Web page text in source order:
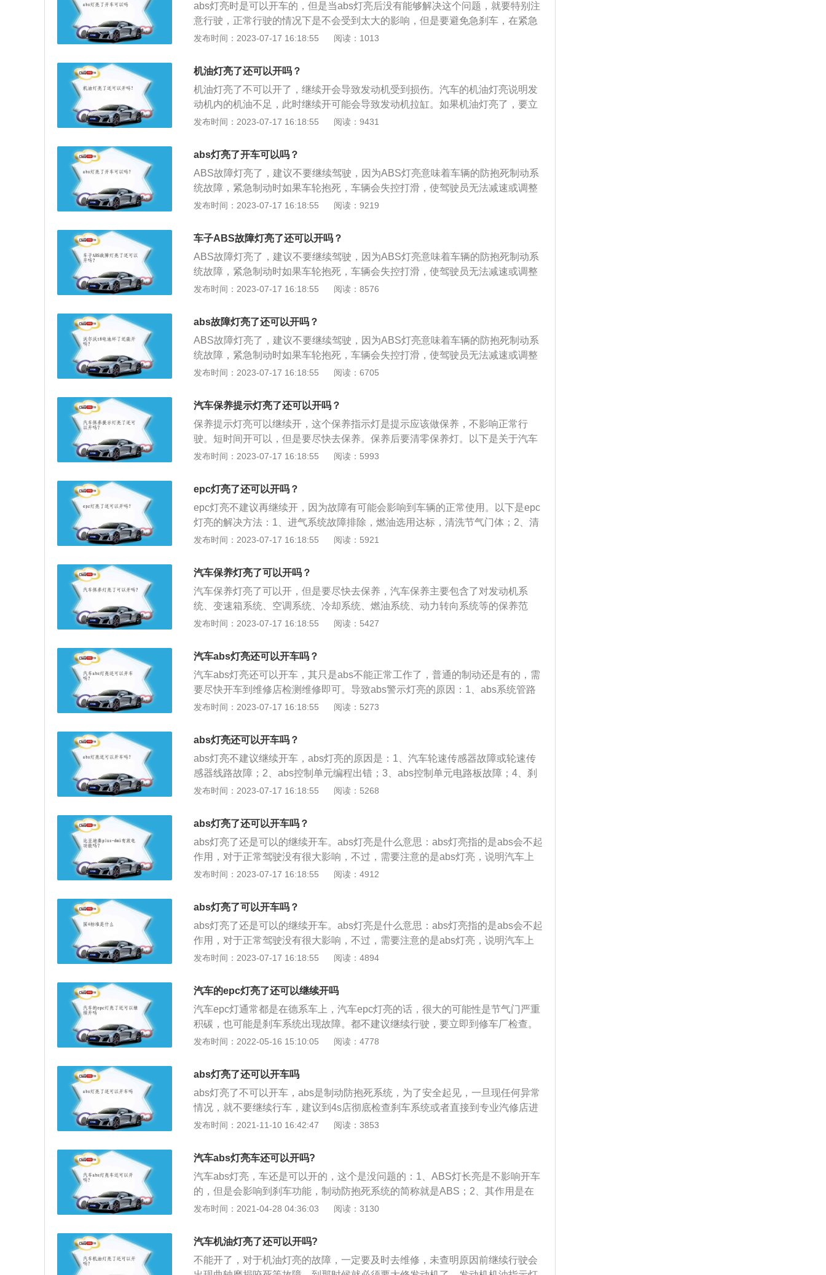
常的危害：1、与路面的摩擦系数便会增大，耗油量上升；2、造成方向盘很沉、
易跑偏的不安全因素；3、使轮胎各部位的运动量增大，过度的碾压造成轮胎的
异常发热；4、轮胎与地面的摩擦成倍增加，导致爆胎。胎压监测是在汽车行驶
保行车安全。有数据表明，由爆胎引起的车祸在恶性交通事故中所占的比例高达
70%，而所有会造成爆胎的因素中胎压不足成为主要原因。胎压要求比较严格。
而充入空气的车胎，和四季变换有关系，并且胎压与车的性能有紧密联系，比如
abs灯亮时是可以开车的，但是当abs灯亮后没有能够解决这个问题，就要特别注
意行驶，正常行驶的情况下是不会受到太大的影响，但是要避免急刹车，在紧急
制动的时候，车轮可能会出现抱死失控现象。如果在行驶过程中abs灯亮了，可
说明没有问题。如果是再次启动abs灯还是亮着，为了行驶的安全，建议还是将
会老化；2、线路连接出现故障；3、abs传感器被污染所导致接触不良；4、轮胎
出现抱死的情况。
发布时间：2023-07-17 16:18:55 阅读：1013
机油灯亮了还可以开吗？
机油灯亮了不可以开了，继续开会导致发动机受到损伤。汽车的机油灯亮说明发
动机内的机油不足，此时继续开可能会导致发动机拉缸。如果机油灯亮了，要立
即添加机油，并且要检查一下是否存在机油泄漏的情况。机油被称为发动机的血
机油在发动机内不仅起到润滑作用，还起到清洁、密封、缓冲、防锈、散热的作
发动机内各个部件直接接触产生摩擦。
发布时间：2023-07-17 16:18:55 阅读：9431
abs灯亮了开车可以吗？
ABS故障灯亮了，建议不要继续驾驶，因为ABS灯亮意味着车辆的防抱死制动系
统故障，紧急制动时如果车轮抱死，车辆会失控打滑，使驾驶员无法减速或调整
车辆行驶轨迹，安全隐患较大。ABS灯亮的状态有多种，不同状态的故障原因和
速传感器感应部分被泥土、泥浆等其它污染源覆盖，影响传感器感应相应的车速
信号，使ABS电脑无法判别车速，不能断定车轮的滑移率，进而不能发出相应动
作指令来调节制动。处理方案：清洁车速传感器上的脏物，调整好车速传感器与
信号齿圈的间隙，即可恢复正常。原因2：由于系统线路之间连接松懈，ABS继
电器接触不良等引起信号不良而使系统故障。处理方案：检查线路连接处，有松
因：当使用多种车辆电器，而电瓶电压下降低于10.5V，引擎转速上升，电压上
升，ABS指示灯熄灭；ABS的系统电源供应电压太低，如线头接触不足或搭铁不
良。处理方案：检查电瓶比重；检查充电系统；检查电源供应（如电压继电器或
灭。原因：ABS油压阀体搭铁线路接触不良；ABS油压阀体电线接头接触不良；
要时清洁接触面；检查插头是否间隙变大；更换ABS或ABS/ASR计算机。状态
4：ABS警告灯高速行驶亮起。原因：在高速⾏驶中，ABS计算机计算车速信号
出现后轮速度与前轮速度差别太大；轮胎规格不正确或钢圈规格不正确。处理方
案：参考车辆轮胎规格及钢圈规格，参考油箱盖旁的贴铁。状态5：ABS警告灯
引擎发动，踏下刹车踏板，用手指将刹车开关连杆往下推到底，再放松刹车踏
板，完成自我设定位置；更换刹车灯开关。
发布时间：2023-07-17 16:18:55 阅读：9219
车子ABS故障灯亮了还可以开吗？
ABS故障灯亮了，建议不要继续驾驶，因为ABS灯亮意味着车辆的防抱死制动系
统故障，紧急制动时如果车轮抱死，车辆会失控打滑，使驾驶员无法减速或调整
车辆行驶轨迹，安全隐患较大。ABS灯亮的状态有多种，不同状态的故障原因和
速传感器感应部分被泥土、泥浆等其它污染源覆盖，影响传感器感应相应的车速
信号，使ABS电脑无法判别车速，不能断定车轮的滑移率，进而不能发出相应动
作指令来调节制动。处理方案：清洁车速传感器上的脏物，调整好车速传感器与
信号齿圈的间隙，即可恢复正常。原因2：由于系统线路之间连接松懈，ABS继
电器接触不良等引起信号不良而使系统故障。处理方案：检查线路连接处，有松
因：当使用多种车辆电器，而电瓶电压下降低于10.5V，引擎转速上升，电压上
升，ABS指示灯熄灭；ABS的系统电源供应电压太低，如线头接触不足或搭铁不
良。处理方案：检查电瓶比重；检查充电系统；检查电源供应（如电压继电器或
灭。原因：ABS油压阀体搭铁线路接触不良；ABS油压阀体电线接头接触不良；
要时清洁接触面；检查插头是否间隙变大；更换ABS或ABS/ASR计算机。状态
4：ABS警告灯高速行驶亮起。原因：在高速⾏驶中，ABS计算机计算车速信号
出现后轮速度与前轮速度差别太大；轮胎规格不正确或钢圈规格不正确。处理方
案：参考车辆轮胎规格及钢圈规格，参考油箱盖旁的贴铁。状态5：ABS警告灯
引擎发动，踏下刹车踏板，用手指将刹车开关连杆往下推到底，再放松刹车踏
板，完成自我设定位置；更换刹车灯开关。
发布时间：2023-07-17 16:18:55 阅读：8576
abs故障灯亮了还可以开吗？
ABS故障灯亮了，建议不要继续驾驶，因为ABS灯亮意味着车辆的防抱死制动系
统故障，紧急制动时如果车轮抱死，车辆会失控打滑，使驾驶员无法减速或调整
车辆行驶轨迹，安全隐患较大。ABS灯亮的状态有多种，不同状态的故障原因和
速传感器感应部分被泥土、泥浆等其它污染源覆盖，影响传感器感应相应的车速
信号，使ABS电脑无法判别车速，不能断定车轮的滑移率，进而不能发出相应动
作指令来调节制动。处理方案：清洁车速传感器上的脏物，调整好车速传感器与
信号齿圈的间隙，即可恢复正常。原因2：由于系统线路之间连接松懈，ABS继
电器接触不良等引起信号不良而使系统故障。处理方案：检查线路连接处，有松
因：当使用多种车辆电器，而电瓶电压下降低于10.5V，引擎转速上升，电压上
升，ABS指示灯熄灭；ABS的系统电源供应电压太低，如线头接触不足或搭铁不
良。处理方案：检查电瓶比重；检查充电系统；检查电源供应（如电压继电器或
灭。原因：ABS油压阀体搭铁线路接触不良；ABS油压阀体电线接头接触不良；
要时清洁接触面；检查插头是否间隙变大；更换ABS或ABS/ASR计算机。状态
4：ABS警告灯高速行驶亮起。原因：在高速⾏驶中，ABS计算机计算车速信号
出现后轮速度与前轮速度差别太大；轮胎规格不正确或钢圈规格不正确。处理方
案：参考车辆轮胎规格及钢圈规格，参考油箱盖旁的贴铁。状态5：ABS警告灯
引擎发动，踏下刹车踏板，用手指将刹车开关连杆往下推到底，再放松刹车踏
发布时间：2023-07-17 16:18:55 阅读：6705
汽车保养提示灯亮了还可以开吗？
保养提示灯亮可以继续开，这个保养指示灯是提示应该做保养，不影响正常行
驶。短时间开可以，但是要尽快去保养。保养后要清零保养灯。以下是关于汽车
保养的一些内容的介绍：1、汽车保养是指定期对汽车相关部分进行检查、清
保养的目的是保持车容整洁，技术状况正常，消除隐患，预防故障发生，减缓劣
化过程，延长使用周期。
发布时间：2023-07-17 16:18:55 阅读：5993
epc灯亮了还可以开吗？
epc灯亮不建议再继续开，因为故障有可能会影响到车辆的正常使用。以下是epc
灯亮的解决方法：1、进气系统故障排除，燃油选用达标，清洗节气门体；2、清
除相关部位积碳；3、重新刷写ECU相关数据；4、不排除有其他故障引发的可
还能继续开，驾驶员可以尝试熄火重新启动来让epc灯熄灭。即使没有故障状
况，驾驶员也不能掉以轻心，需要及时对车辆进行维修检测。
发布时间：2023-07-17 16:18:55 阅读：5921
汽车保养灯亮了可以开吗？
汽车保养灯亮了可以开，但是要尽快去保养，汽车保养主要包含了对发动机系
统、变速箱系统、空调系统、冷却系统、燃油系统、动力转向系统等的保养范
围。汽车保养的目的是保持车容整洁、技术状况正常、消除隐患、预防故障发
起到润滑的作用，因为机油是有寿命期限的，所以要定期进行更换。机油滤芯又
应在换机油时与机油一并更换。
发布时间：2023-07-17 16:18:55 阅读：5427
汽车abs灯亮还可以开车吗？
汽车abs灯亮还可以开车，其只是abs不能正常工作了，普通的制动还是有的，需
要尽快开车到维修店检测维修即可。导致abs警示灯亮的原因：1、abs系统管路
中有空气；2、abs系统电脑故障；3、车速传感器故障；4、abs线束老化、插头
抱死系统，该灯在汽车启动时会短时间点亮几秒，系统自检没有问题后会自动熄
发布时间：2023-07-17 16:18:55 阅读：5273
abs灯亮还可以开车吗？
abs灯亮不建议继续开车，abs灯亮的原因是：1、汽车轮速传感器故障或轮速传
感器线路故障；2、abs控制单元编程出错；3、abs控制单元电路板故障；4、刹
车片磨损超标、传感器损坏、制动液不足。abs灯亮的去除方法是：1、去维修厂
可。abs功能是：1、汽车抱死制动系统能在汽车制动时自动控制制动器动力的大
定性及较差路面条件下的汽车制动性能。
发布时间：2023-07-17 16:18:55 阅读：5268
abs灯亮了还可以开车吗？
abs灯亮了还是可以的继续开车。abs灯亮是什么意思：abs灯亮指的是abs会不起
作用，对于正常驾驶没有很大影响，不过，需要注意的是abs灯亮，说明汽车上
的急刹存在抱死的风险。所以在驾驶的时候，要注意刹车轻重，防止甩尾，防止
统警报灯同时亮起来，一定要立刻停止行驶，并且在第一时间之内，就需要检查
常，那就只是abs失效，注意谨慎驾驶送修处理。
发布时间：2023-07-17 16:18:55 阅读：4912
abs灯亮了可以开车吗？
abs灯亮了还是可以的继续开车。abs灯亮是什么意思：abs灯亮指的是abs会不起
作用，对于正常驾驶没有很大影响，不过，需要注意的是abs灯亮，说明汽车上
的急刹存在抱死的风险。所以在驾驶的时候，要注意刹车轻重，防止甩尾，防止
统警报灯同时亮起来，一定要立刻停止行驶，并且在第一时间之内，就需要检查
制动液液位，如果液位低于之后，就一定要马上请专业人员检修。如果液位正
常，那就只是abs失效，注意谨慎驾驶送修处理。
发布时间：2023-07-17 16:18:55 阅读：4894
汽车的epc灯亮了还可以继续开吗
汽车epc灯通常都是在德系车上，汽车epc灯亮的话，很大的可能性是节气门严重
积碳，也可能是刹车系统出现故障。都不建议继续行驶，要立即到修车厂检查。
当EPC灯亮了以后，要先检查是什么原因导致的，会导致灯亮的故障有节气门严
的。但如果是刹车系统出现故障，那么就需要立即送到修理厂检查修复。尽量不
灯亮起来。
发布时间：2022-05-16 15:10:05 阅读：4778
abs灯亮了还可以开车吗
abs灯亮了不可以开车，abs是制动防抱死系统，为了安全起见，一旦现任何异常
情况，就不要继续行车，建议到4s店彻底检查刹车系统或者直接到专业汽修店进
行维修处理。abs通过“点动刹车”方式将车辆刹停，用高频率制动来防止车辆抱
障灯亮说明汽车刹车防抱死系统故障，刹车片和刹车盘失效导致的制动失灵，制
情况，常规刹车片的更换里程是3万公里左右。
发布时间：2021-11-10 16:42:47 阅读：3853
汽车abs灯亮车还可以开吗?
汽车abs灯亮，车还是可以开的，这个是没问题的：1、ABS灯长亮是不影响开车
的，但是会影响到刹车功能，制动防抱死系统的简称就是ABS；2、其作用是在
汽车制动时，自动控制制动器制动力的大小，使车轮不被抱死，处于边滚边滑
果ABS出现问题，那么在急刹车的时候，汽车可能会发生侧向漂移，是有一定行
发布时间：2021-04-28 04:36:03 阅读：3130
汽车机油灯亮了还可以开吗?
不能开了，对于机油灯亮的故障，一定要及时去维修，未查明原因前继续行驶会